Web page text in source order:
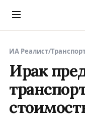
Menu
ИА Реалист/
Ирак